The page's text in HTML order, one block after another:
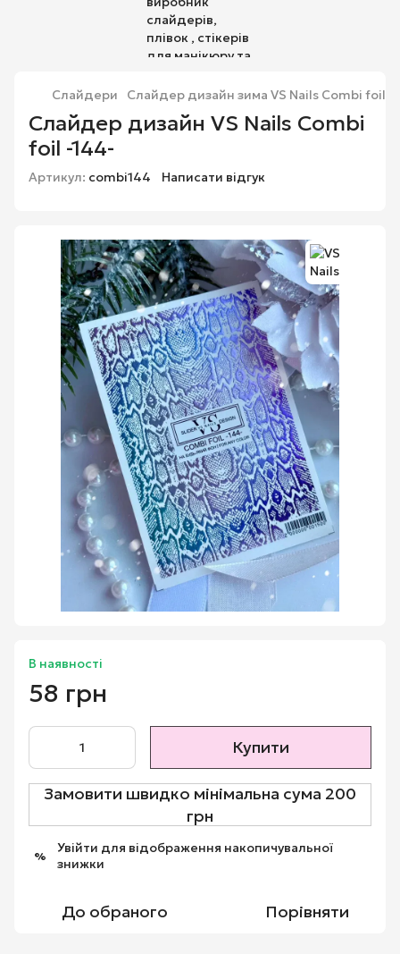
Слайдери Слайдер дизайн зима VS Nails Combi foil -
Слайдер дизайн VS Nails Combi
foil -144-
Артикул: combi144 Написати відгук
В наявності
58 грн
Купити
Замовити швидко мінімальна сума 200
грн
% Увійти для відображення накопичувальної
знижки
До обраного Порівняти